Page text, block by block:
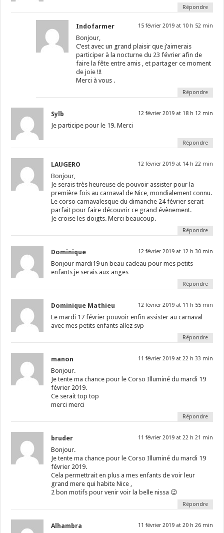
Répondre
Indofarmer 15 février 2019 at 10 h 52 min
Bonjour,
C’est avec un grand plaisir que j’aimerais
participer à la nocturne du 23 février afin de
faire la fête entre amis , et partager ce moment
de joie !!!
Merci à vous .
Répondre
Sylb 12 février 2019 at 18 h 12 min
Je participe pour le 19. Merci
Répondre
LAUGERO 12 février 2019 at 14 h 22 min
Bonjour,
Je serais très heureuse de pouvoir assister pour la
première fois au carnaval de Nice, mondialement connu.
Le corso carnavalesque du dimanche 24 février serait
parfait pour faire découvrir ce grand évènement.
Je croise les doigts. Merci beaucoup.
Répondre
Dominique 12 février 2019 at 12 h 30 min
Bonjour mardi19 un beau cadeau pour mes petits
enfants je serais aux anges
Répondre
Dominique Mathieu 12 février 2019 at 11 h 55 min
Le mardi 17 février pouvoir enfin assister au carnaval
avec mes petits enfants allez svp
Répondre
manon 11 février 2019 at 22 h 33 min
Bonjour.
Je tente ma chance pour le Corso Illuminé du mardi 19
février 2019.
Ce serait top top
merci merci
Répondre
bruder 11 février 2019 at 22 h 21 min
Bonjour.
Je tente ma chance pour le Corso Illuminé du mardi 19
février 2019.
Cela permettrait en plus a mes enfants de voir leur
grand mere qui habite Nice ,
2 bon motifs pour venir voir la belle nissa 😉
Répondre
Alhambra 11 février 2019 at 20 h 26 min